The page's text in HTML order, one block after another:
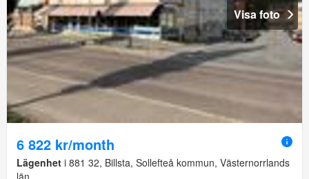
Visa foto
6 822 kr/month
Lägenhet i 881 32, Billsta, Sollefteå kommun, Västernorrlands